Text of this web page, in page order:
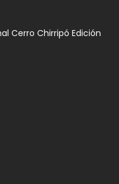
Cerro Chirripó Edición